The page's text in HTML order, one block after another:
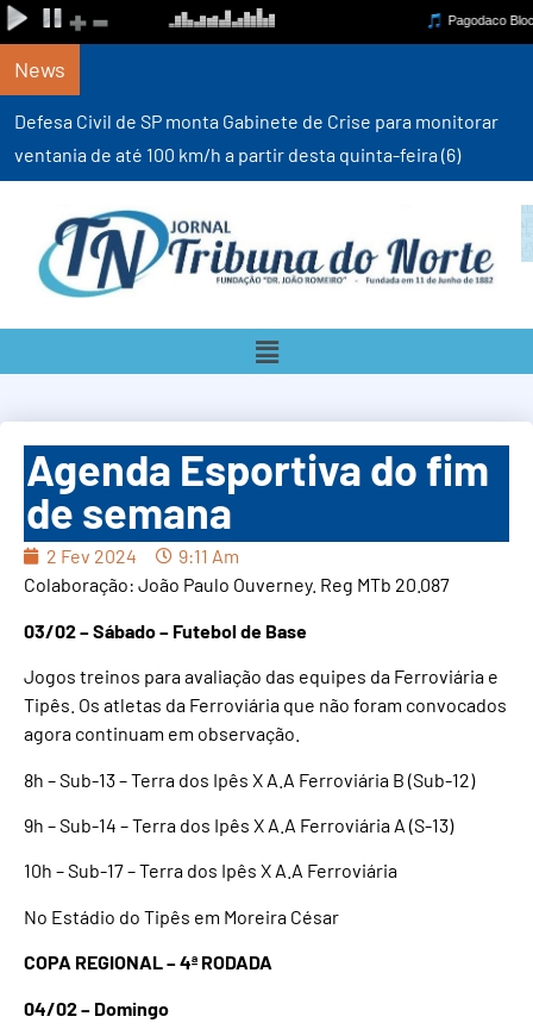
News
Defesa Civil de SP monta Gabinete de Crise para monitorar
ventania de até 100 km/h a partir desta quinta-feira (6)
Agenda Esportiva do fim
de semana
2 Fev 2024
9:11 Am
Colaboração: João Paulo Ouverney. Reg MTb 20.087
03/02 – Sábado – Futebol de Base
Jogos treinos para avaliação das equipes da Ferroviária e
Tipês. Os atletas da Ferroviária que não foram convocados
agora continuam em observação.
8h – Sub-13 – Terra dos Ipês X A.A Ferroviária B (Sub-12)
9h – Sub-14 – Terra dos Ipês X A.A Ferroviária A (S-13)
10h – Sub-17 – Terra dos Ipês X A.A Ferroviária
No Estádio do Tipês em Moreira César
COPA REGIONAL – 4ª RODADA
04/02 – Domingo